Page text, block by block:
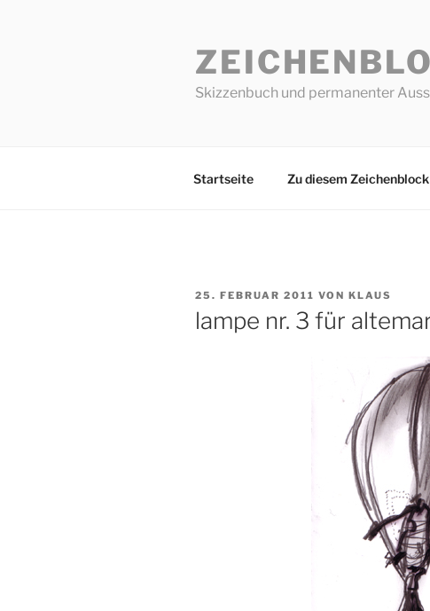
Skizzenbuch und permanenter
Startseite Zu diesem Zeichenblock
VERÖFFENTLICHT
AM
25. FEBRUAR 2011 VON KLAUS
lampe nr. 3 für